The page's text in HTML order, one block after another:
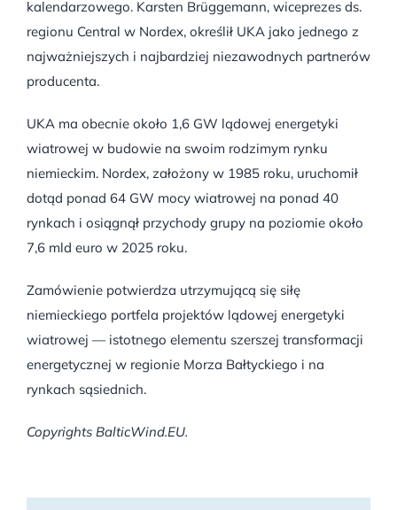
kalendarzowego. Karsten Brüggemann, wiceprezes ds.
regionu Central w Nordex, określił UKA jako jednego z
najważniejszych i najbardziej niezawodnych partnerów
producenta.
UKA ma obecnie około 1,6 GW lądowej energetyki
wiatrowej w budowie na swoim rodzimym rynku
niemieckim. Nordex, założony w 1985 roku, uruchomił
dotąd ponad 64 GW mocy wiatrowej na ponad 40
rynkach i osiągnął przychody grupy na poziomie około
7,6 mld euro w 2025 roku.
Zamówienie potwierdza utrzymującą się siłę
niemieckiego portfela projektów lądowej energetyki
wiatrowej — istotnego elementu szerszej transformacji
energetycznej w regionie Morza Bałtyckiego i na
rynkach sąsiednich.
Copyrights BalticWind.EU.